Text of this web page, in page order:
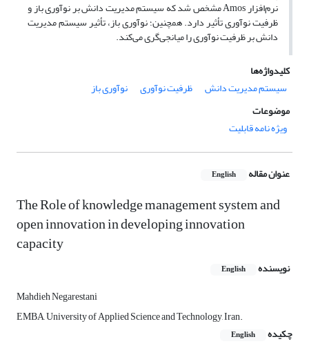
نرم‌افزار Amos مشخص شد که سیستم مدیریت دانش بر نوآوری باز و
ظرفیت نوآوری تأثیر دارد. همچنین؛ نوآوری باز، تأثیر سیستم مدیریت
دانش بر ظرفیت نوآوری را میانجی‌گری می‌کند.
کلیدواژه‌ها
سیستم مدیریت دانش
ظرفیت نوآوری
نوآوری باز
موضوعات
ویژه نامه قابلیت
عنوان مقاله English
The Role of knowledge management system and
open innovation in developing innovation
capacity
نویسنده English
Mahdieh Negarestani
EMBA, University of Applied Science and Technology, Iran.
چکیده
English